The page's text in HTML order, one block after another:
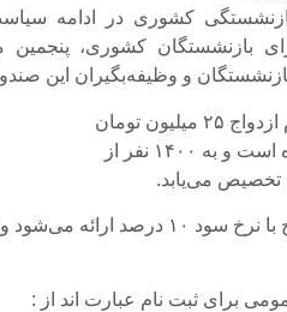
کشوری در ادامه
بازنشستگان کشوری، پنجمین
و وظیفه‌بگیران این
میلیون تومان
به ۱۴۰۰ نفر از
تخصیص می‌یابد.
برای ثبت نام عبارت اند از :